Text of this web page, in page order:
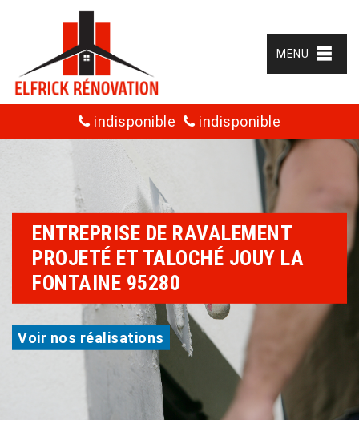
MENU
indisponible indisponible
ENTREPRISE DE RAVALEMENT
PROJETÉ ET TALOCHÉ JOUY LA
FONTAINE 95280
Voir nos réalisations